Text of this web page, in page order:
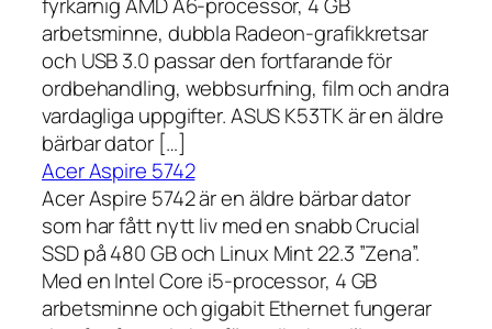
arbetsminne, dubbla Radeon-grafikkretsar
och USB 3.0 passar den fortfarande för
ordbehandling, webbsurfning, film och andra
vardagliga uppgifter. ASUS K53TK är en äldre
bärbar dator […]
Acer Aspire 5742
Acer Aspire 5742 är en äldre bärbar dator
som har fått nytt liv med en snabb Crucial
SSD på 480 GB och Linux Mint 22.3 ”Zena”.
Med en Intel Core i5-processor, 4 GB
arbetsminne och gigabit Ethernet fungerar